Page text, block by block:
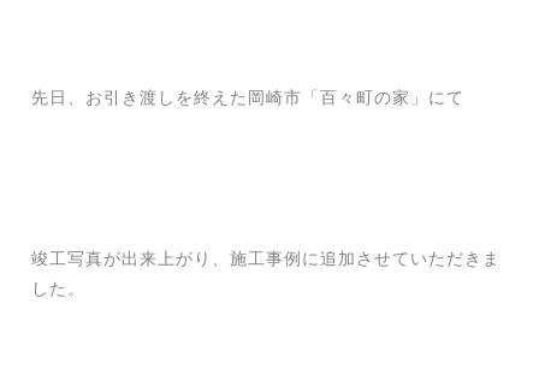
先日、お引き渡しを終えた岡崎市「百々町の家」にて
竣工写真が出来上がり、施工事例に追加させていただきま
した。